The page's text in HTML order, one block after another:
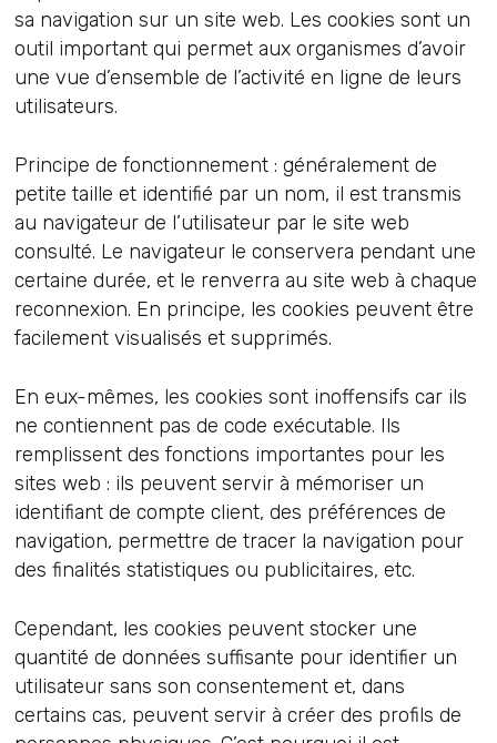
sa navigation sur un site web. Les cookies sont un
outil important qui permet aux organismes d’avoir
une vue d’ensemble de l’activité en ligne de leurs
utilisateurs.
Principe de fonctionnement : généralement de
petite taille et identifié par un nom, il est transmis
au navigateur de l’utilisateur par le site web
consulté. Le navigateur le conservera pendant une
certaine durée, et le renverra au site web à chaque
reconnexion. En principe, les cookies peuvent être
facilement visualisés et supprimés.
En eux-mêmes, les cookies sont inoffensifs car ils
ne contiennent pas de code exécutable. Ils
remplissent des fonctions importantes pour les
sites web : ils peuvent servir à mémoriser un
identifiant de compte client, des préférences de
navigation, permettre de tracer la navigation pour
des finalités statistiques ou publicitaires, etc.
Cependant, les cookies peuvent stocker une
quantité de données suffisante pour identifier un
utilisateur sans son consentement et, dans
certains cas, peuvent servir à créer des profils de